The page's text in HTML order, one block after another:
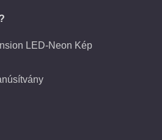
LED-Neon Kép